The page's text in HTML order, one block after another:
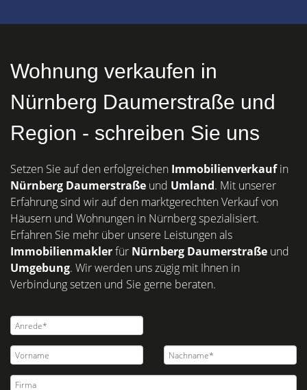
Wohnung verkaufen in
Nürnberg Daumerstraße und
Region - schreiben Sie uns
Setzen Sie auf den erfolgreichen Immobilienverkaufin
Nürnberg Daumerstraße und Umland. Mit unserer
Erfahrung sind wir auf den marktgerechten Verkauf von
Häusern und Wohnungen in Nürnberg spezialisiert.
Erfahren Sie mehr über unsere Leistungen als
Immobilienmaklerfür Nürnberg Daumerstraße und
Umgebung. Wir werden uns zügig mit Ihnen in
Verbindung setzen und Sie gerne beraten.